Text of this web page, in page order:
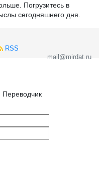
Погрузитесь в
сегодняшнего дня.
RSS
mail@mirdat.ru